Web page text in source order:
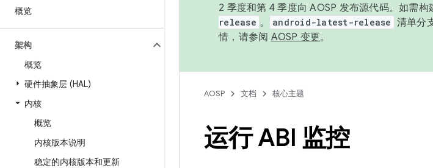
概览
架构
概览
硬件抽象层 (HAL)
内核
概览
内核版本说明
稳定的内核版本和更新
2 季度和第 4 季度向 AOSP 发布源代码。如需
release 。 android-latest-release 清单分
情，请参阅 AOSP 变更。
AOSP 文档 核心主题
运行 ABI 监控